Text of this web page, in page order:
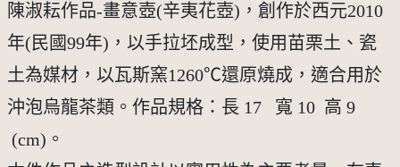
陳淑耘作品-畫意壺(辛夷花壺)，創作於西元2010
年(民國99年)，以手拉坯成型，使用苗栗土、瓷
土為媒材，以瓦斯窯1260℃還原燒成，適合用於
沖泡烏龍茶類。作品規格：長 17 寬 10 高 9
(cm)。